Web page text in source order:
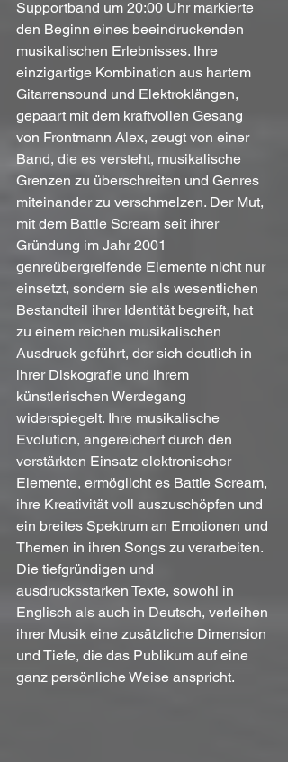
Supportband um 20:00 Uhr markierte
den Beginn eines beeindruckenden
musikalischen Erlebnisses. Ihre
einzigartige Kombination aus hartem
Gitarrensound und Elektroklängen,
gepaart mit dem kraftvollen Gesang
von Frontmann Alex, zeugt von einer
Band, die es versteht, musikalische
Grenzen zu überschreiten und Genres
miteinander zu verschmelzen. Der Mut,
mit dem Battle Scream seit ihrer
Gründung im Jahr 2001
genreübergreifende Elemente nicht nur
einsetzt, sondern sie als wesentlichen
Bestandteil ihrer Identität begreift, hat
zu einem reichen musikalischen
Ausdruck geführt, der sich deutlich in
ihrer Diskografie und ihrem
künstlerischen Werdegang
widerspiegelt. Ihre musikalische
Evolution, angereichert durch den
verstärkten Einsatz elektronischer
Elemente, ermöglicht es Battle Scream,
ihre Kreativität voll auszuschöpfen und
ein breites Spektrum an Emotionen und
Themen in ihren Songs zu verarbeiten.
Die tiefgründigen und
ausdrucksstarken Texte, sowohl in
Englisch als auch in Deutsch, verleihen
ihrer Musik eine zusätzliche Dimension
und Tiefe, die das Publikum auf eine
ganz persönliche Weise anspricht.